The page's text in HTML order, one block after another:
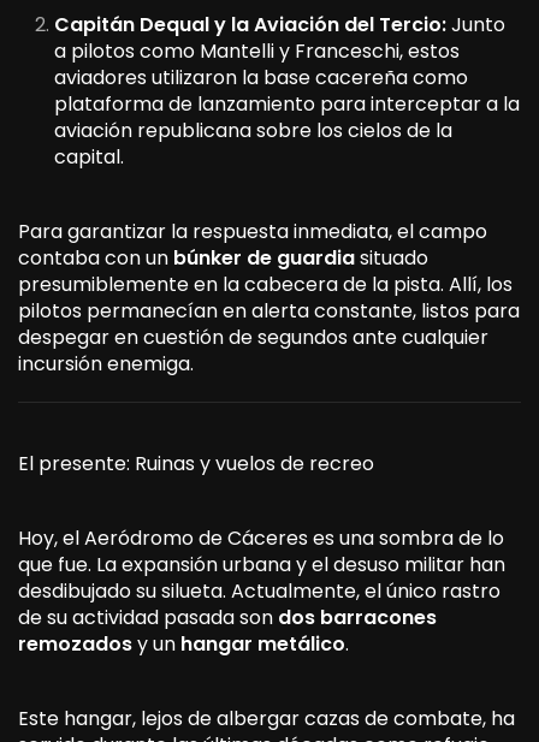
Capitán Dequal y la Aviación del Tercio:Junto
a pilotos como Mantelli y Franceschi, estos
aviadores utilizaron la base cacereña como
plataforma de lanzamiento para interceptar a la
aviación republicana sobre los cielos de la
capital.
Para garantizar la respuesta inmediata, el campo
contaba con un búnker de guardiasituado
presumiblemente en la cabecera de la pista. Allí, los
pilotos permanecían en alerta constante, listos para
despegar en cuestión de segundos ante cualquier
incursión enemiga.
El presente: Ruinas y vuelos de recreo
Hoy, el Aeródromo de Cáceres es una sombra de lo
que fue. La expansión urbana y el desuso militar han
desdibujado su silueta. Actualmente, el único rastro
de su actividad pasada son dos barracones
remozadosy un hangar metálico.
Este hangar, lejos de albergar cazas de combate, ha